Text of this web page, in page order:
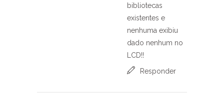
bibliotecas
existentes e
nenhuma exibiu
dado nenhum no
LCD!!
Responder